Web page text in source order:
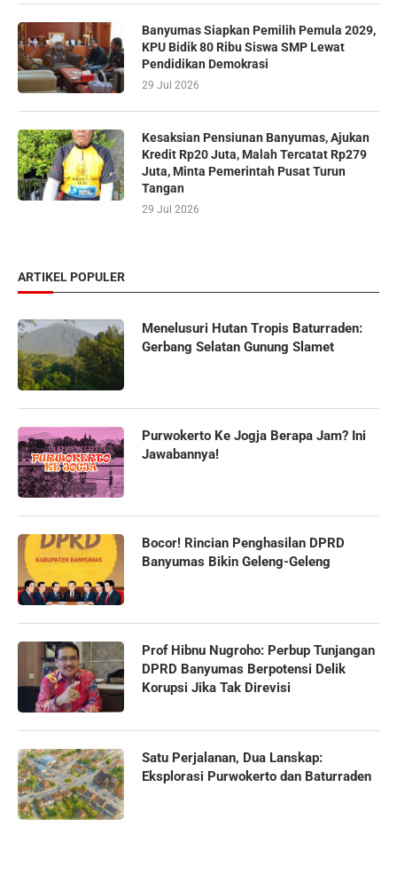
Banyumas Siapkan Pemilih Pemula 2029,
KPU Bidik 80 Ribu Siswa SMP Lewat
Pendidikan Demokrasi
29 Jul 2026
Kesaksian Pensiunan Banyumas, Ajukan
Kredit Rp20 Juta, Malah Tercatat Rp279
Juta, Minta Pemerintah Pusat Turun
Tangan
29 Jul 2026
ARTIKEL POPULER
Menelusuri Hutan Tropis Baturraden:
Gerbang Selatan Gunung Slamet
Purwokerto Ke Jogja Berapa Jam? Ini
Jawabannya!
Bocor! Rincian Penghasilan DPRD
Banyumas Bikin Geleng-Geleng
Prof Hibnu Nugroho: Perbup Tunjangan
DPRD Banyumas Berpotensi Delik
Korupsi Jika Tak Direvisi
Satu Perjalanan, Dua Lanskap:
Eksplorasi Purwokerto dan Baturraden